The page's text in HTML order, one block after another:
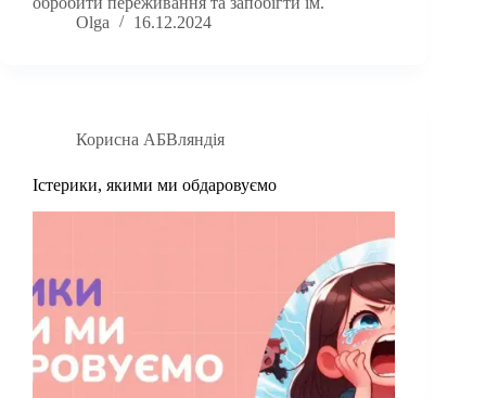
Olga
16.12.2024
Корисна АБВляндія
Істерики, якими ми обдаровуємо